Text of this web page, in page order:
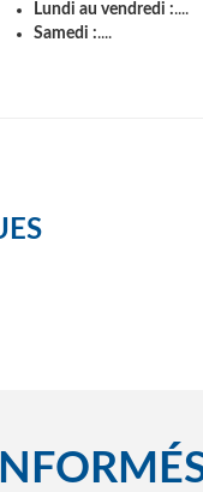
Lundi au vendredi :....
Samedi :....